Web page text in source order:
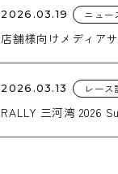
2026.03.19 ニュー
店舗様向けメディア
2026.03.13 レース
RALLY 三河湾 2026